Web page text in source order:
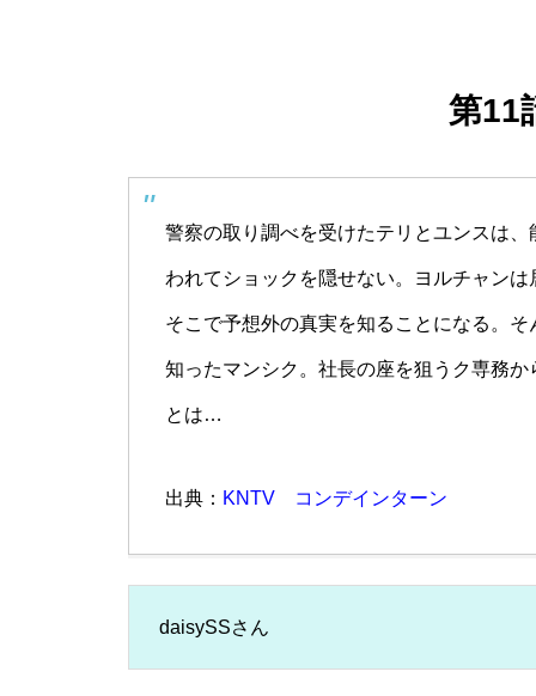
第11
警察の取り調べを受けたテリとユンスは
われてショックを隠せない。ヨルチャン
そこで予想外の真実を知ることになる。
知ったマンシク。社長の座を狙うク専務
とは…
出典： KNTV コンデインターン
daisySSさん